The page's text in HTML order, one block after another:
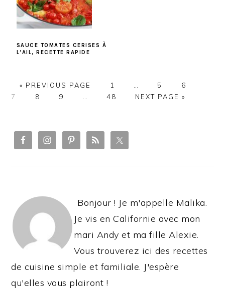
SAUCE TOMATES CERISES À
L’AIL, RECETTE RAPIDE
« PREVIOUS PAGE PAGE
1 PAGE
5 PAGE
6
7
PAGE
8 PAGE
9 PAGE
48 NEXT PAGE »
SIDEBAR
Bonjour ! Je m'appelle Malika.
Je vis en Californie avec mon
mari Andy et ma fille Alexie.
Vous trouverez ici des recettes
de cuisine simple et familiale. J'espère
qu'elles vous plairont !